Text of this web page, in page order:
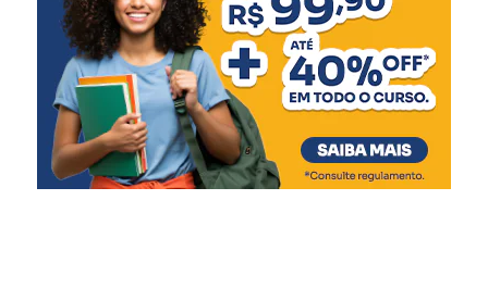
6 meses:
Pentavalente (3ª dose)
Pólio (3ª dose)
Influenza
Covid-19 (1ª dose)